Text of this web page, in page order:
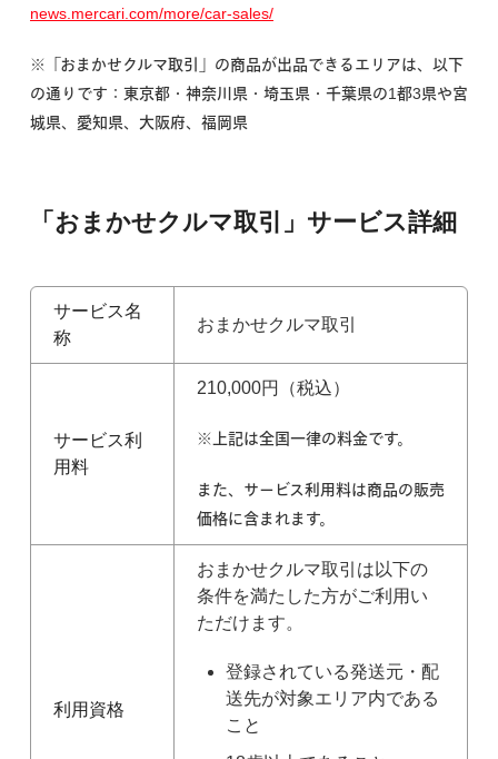
news.mercari.com/more/car-sales/
※「 おまかせクルマ取引」の商品が出品できるエリアは、以下
の通りです： 東京都・神奈川県・埼玉県・千葉県の1都3県や宮
城県、愛知県、大阪府、福岡県
「おまかせクルマ取引」サービス詳細
サービス名
称
おまかせクルマ取引
サービス利
用料
210,000円（税込）
※上記は全国一律の料金です。
また、サービス利用料は商品の販売
価格に含まれます。
利用資格
おまかせクルマ取引は以下の
条件を満たした方がご利用い
ただけます。
登録されている発送元・配
送先が対象エリア内である
こと